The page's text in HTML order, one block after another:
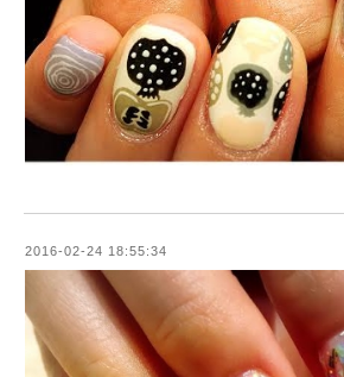
2016-02-24 18:55:34